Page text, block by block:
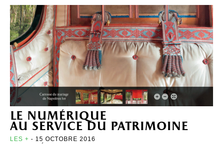
le numérique
au service du patrimoine
LES + - 15 OCTOBRE 2016